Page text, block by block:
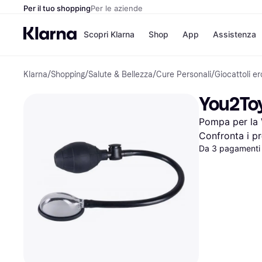
Per il tuo shoppingPer le aziende
Scopri Klarna
Opzioni di
Paga ora
Paga in 3 rate
Paga dopo 30 giorni
Finanziamento
Shop
Negozi
Unieuro
Media
eBay
Zalando
App Assistenza
Klarna/Shopping/Salute & Bellezza/Cure Personali/Giocattoli
Pompa per la
Confronta i
Da 3